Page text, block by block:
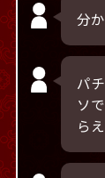
分
パ
ソ
ら